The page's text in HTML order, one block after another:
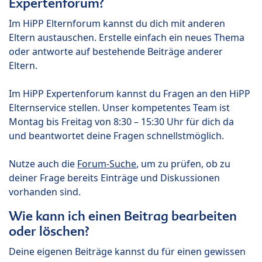
Im HiPP Elternforum kannst du dich mit anderen
Eltern austauschen. Erstelle einfach ein neues Thema
oder antworte auf bestehende Beiträge anderer
Eltern.
Im HiPP Expertenforum kannst du Fragen an den HiPP
Elternservice stellen. Unser kompetentes Team ist
Montag bis Freitag von 8:30 – 15:30 Uhr für dich da
und beantwortet deine Fragen schnellstmöglich.
Nutze auch die Forum-Suche, um zu prüfen, ob zu
deiner Frage bereits Einträge und Diskussionen
vorhanden sind.
Wie kann ich einen Beitrag bearbeiten
oder löschen?
Deine eigenen Beiträge kannst du für einen gewissen